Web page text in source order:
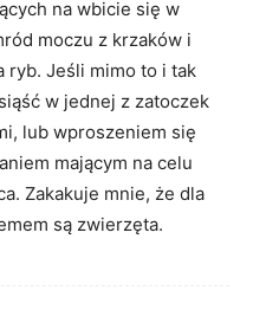
na wbicie się w
moczu z krzaków i
ryb. Jeśli mimo to i tak
w jednej z zatoczek
lub wproszeniem się
mającym na celu
Zakakuje mnie, że dla
są zwierzęta.